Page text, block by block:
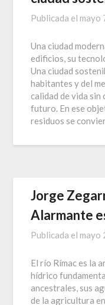
Publicada el mayo
Una ciudad
edificios, su
Una ciudad
habitantes y del
calidad de vida
futuro. En ese
residuos se
Jorge
Alarmante
Publicada el mayo
El río Rímac es la
hídrico
ancestrales, sus
de la agricultura